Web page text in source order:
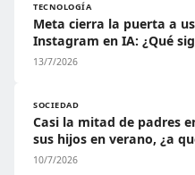
TECNOLOGÍA
Meta cierra la puerta a
Instagram en IA: ¿Qué
13/7/2026
SOCIEDAD
Casi la mitad de padres
sus hijos en verano, ¿a
10/7/2026